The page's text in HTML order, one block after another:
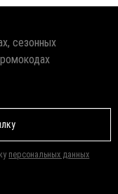
сезонных
персональных данных